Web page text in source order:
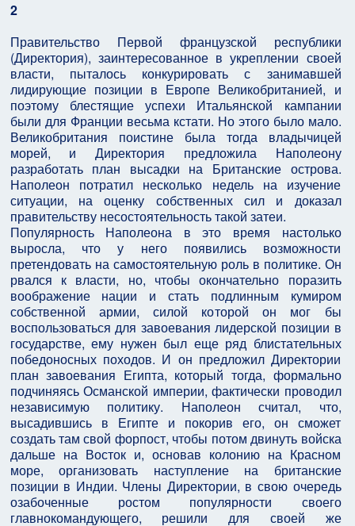
2
Правительство Первой французской республики
(Директория), заинтересованное в укреплении своей
власти, пыталось конкурировать с занимавшей
лидирующие позиции в Европе Великобританией, и
поэтому блестящие успехи Итальянской кампании
были для Франции весьма кстати. Но этого было мало.
Великобритания поистине была тогда владычицей
морей, и Директория предложила Наполеону
разработать план высадки на Британские острова.
Наполеон потратил несколько недель на изучение
ситуации, на оценку собственных сил и доказал
правительству несостоятельность такой затеи.
Популярность Наполеона в это время настолько
выросла, что у него появились возможности
претендовать на самостоятельную роль в политике. Он
рвался к власти, но, чтобы окончательно поразить
воображение нации и стать подлинным кумиром
собственной армии, силой которой он мог бы
воспользоваться для завоевания лидерской позиции в
государстве, ему нужен был еще ряд блистательных
победоносных походов. И он предложил Директории
план завоевания Египта, который тогда, формально
подчиняясь Османской империи, фактически проводил
независимую политику. Наполеон считал, что,
высадившись в Египте и покорив его, он сможет
создать там свой форпост, чтобы потом двинуть войска
дальше на Восток и, основав колонию на Красном
море, организовать наступление на британские
позиции в Индии. Члены Директории, в свою очередь
озабоченные ростом популярности своего
главнокомандующего, решили для своей же